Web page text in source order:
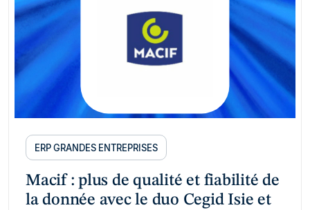
ERP GRANDES ENTREPRISES
Macif : plus de qualité et fiabilité de
la donnée avec le duo Cegid Isie et